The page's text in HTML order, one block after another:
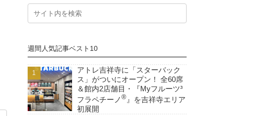
週間人気記事ベスト10
アトレ吉祥寺に「スターバック
ス」がついにオープン！ 全60席
＆館内2店舗目・『Myフルーツ³
フラペチーノ ®』を吉祥寺エリア
初展開